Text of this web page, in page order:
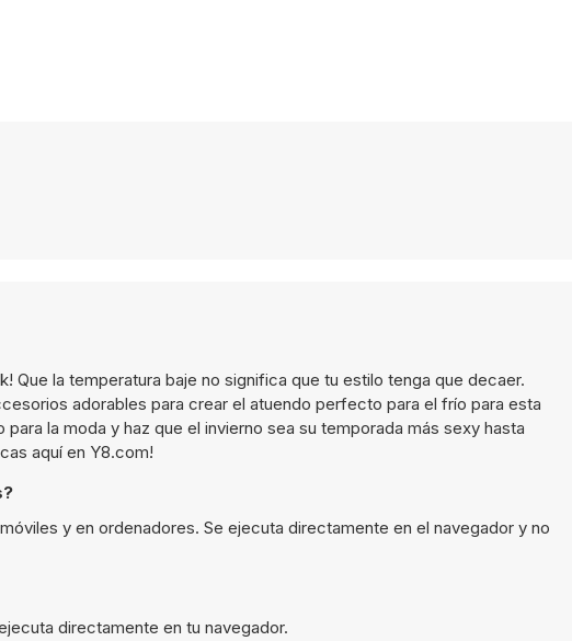
Que la temperatura baje no significa que tu estilo tenga que decaer.
adorables para crear el atuendo perfecto para el frío para esta
la moda y haz que el invierno sea su temporada más sexy hasta
aquí en Y8.com!
y en ordenadores. Se ejecuta directamente en el navegador y no
directamente en tu navegador.